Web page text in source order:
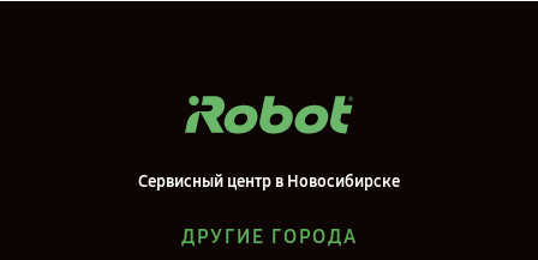
Сервисный центр в Новосибирске
ДРУГИЕ ГОРОДА